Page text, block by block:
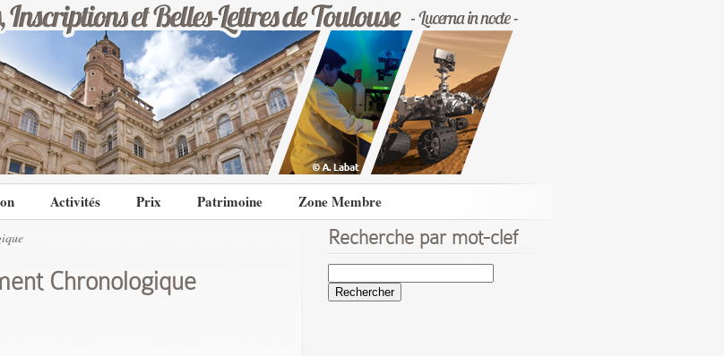
Activités Prix Patrimoine Zone Membre
Chronologique
Recherche par mot-clef